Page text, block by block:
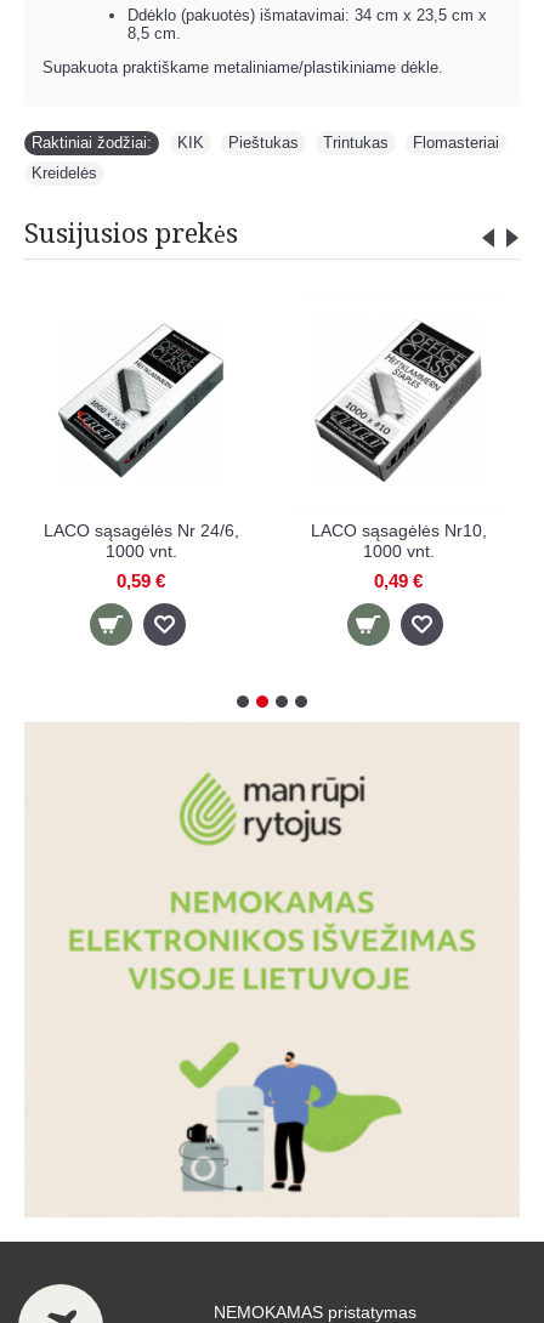
Ddėklo (pakuotės) išmatavimai: 34 cm x 23,5 cm x
8,5 cm.
Supakuota praktiškame metaliniame/plastikiniame dėkle.
Raktiniai žodžiai: KIK Pieštukas Trintukas Flomasteriai
Kreidelės
Susijusios prekės
MP spaustukai 32 mm, 6
vnt.
0,95 €
MAALEO piešimo
spiralėmis rinkinys
SPIROGRAPH
4,90 €
NEMOKAMAS pristatymas